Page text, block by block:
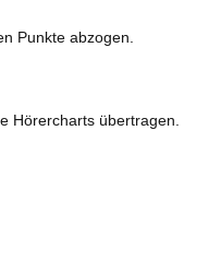
Punkte abzogen.
Hörercharts übertragen.